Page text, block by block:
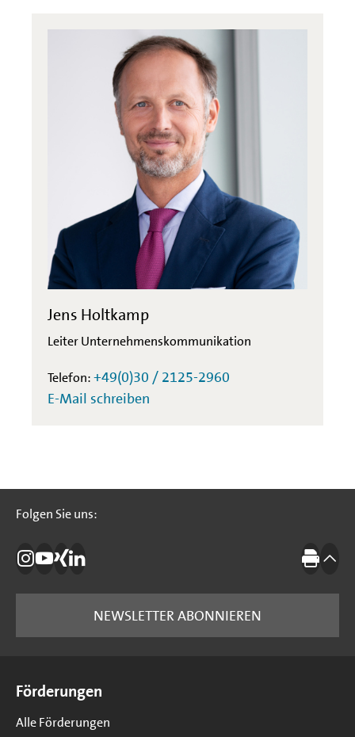
Jens Holtkamp
Leiter Unternehmenskommunikation
Telefon:+49(0)30 / 2125-2960
E-Mail schreiben
Folgen Sie uns:
Folgen Sie uns:
Die IBB auf Instagram
Die IBB auf YouTube
Die IBB auf Xing
Die IBB auf LinkedIn Drucken
NEWSLETTER ABONNIEREN
Förderungen
Alle Förderungen